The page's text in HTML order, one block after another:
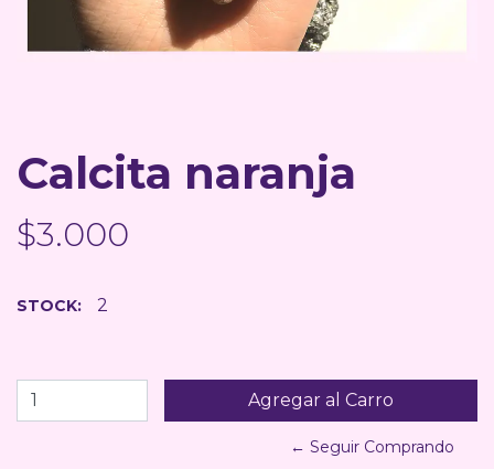
Calcita naranja
$3.000
STOCK: 2
← Seguir Comprando